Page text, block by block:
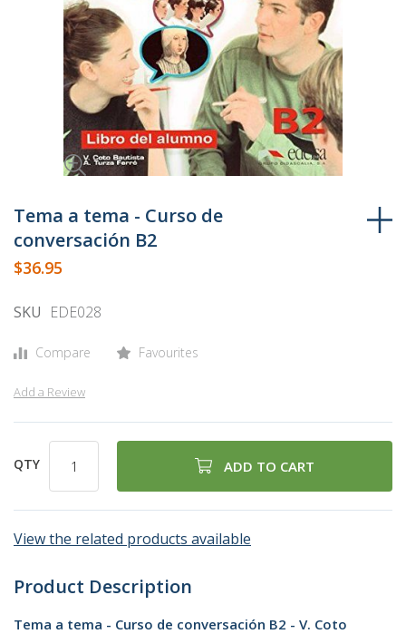
to
beginning
of
images
Tema a tema - Curso de
conversación B2
$36.95
SKU EDE028
Compare Favourites
Add a Review
QTY ADD TO CART
View the related products available
Product Description
Tema a tema - Curso de conversación B2 - V. Coto